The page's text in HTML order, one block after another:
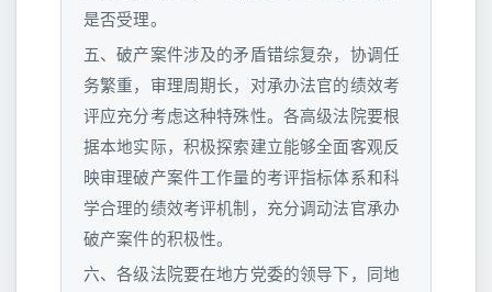
是否受理。
五、破产案件涉及的矛盾错综复杂，协调任
务繁重，审理周期长，对承办法官的绩效考
评应充分考虑这种特殊性。各高级法院要根
据本地实际，积极探索建立能够全面客观反
映审理破产案件工作量的考评指标体系和科
学合理的绩效考评机制，充分调动法官承办
破产案件的积极性。
六、各级法院要在地方党委的领导下，同地